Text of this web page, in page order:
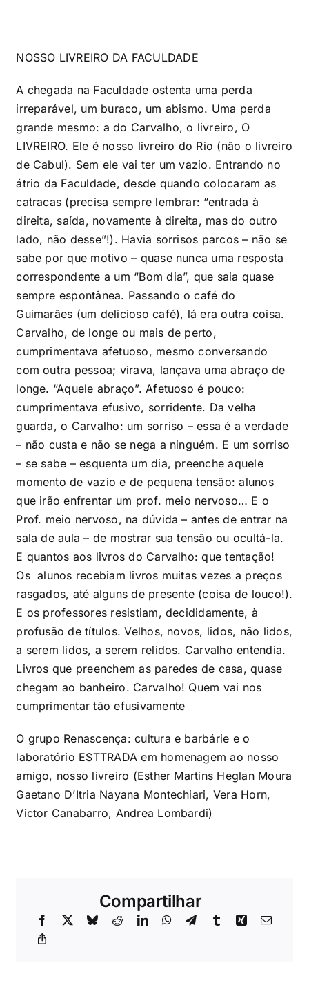
NOSSO LIVREIRO DA FACULDADE
A chegada na Faculdade ostenta uma perda
irreparável, um buraco, um abismo. Uma perda
grande mesmo: a do Carvalho, o livreiro, O
LIVREIRO. Ele é nosso livreiro do Rio (não o livreiro
de Cabul). Sem ele vai ter um vazio. Entrando no
átrio da Faculdade, desde quando colocaram as
catracas (precisa sempre lembrar: “entrada à
direita, saída, novamente à direita, mas do outro
lado, não desse”!). Havia sorrisos parcos – não se
sabe por que motivo – quase nunca uma resposta
correspondente a um “Bom dia”, que saia quase
sempre espontânea. Passando o café do
Guimarães (um delicioso café), lá era outra coisa.
Carvalho, de longe ou mais de perto,
cumprimentava afetuoso, mesmo conversando
com outra pessoa; virava, lançava uma abraço de
longe. “Aquele abraço”. Afetuoso é pouco:
cumprimentava efusivo, sorridente. Da velha
guarda, o Carvalho: um sorriso – essa é a verdade
– não custa e não se nega a ninguém. E um sorriso
– se sabe – esquenta um dia, preenche aquele
momento de vazio e de pequena tensão: alunos
que irão enfrentar um prof. meio nervoso… E o
Prof. meio nervoso, na dúvida – antes de entrar na
sala de aula – de mostrar sua tensão ou ocultá-la.
E quantos aos livros do Carvalho: que tentação!
Os alunos recebiam livros muitas vezes a preços
rasgados, até alguns de presente (coisa de louco!).
E os professores resistiam, decididamente, à
profusão de títulos. Velhos, novos, lidos, não lidos,
a serem lidos, a serem relidos. Carvalho entendia.
Livros que preenchem as paredes de casa, quase
chegam ao banheiro. Carvalho! Quem vai nos
cumprimentar tão efusivamente
O grupo Renascença: cultura e barbárie e o
laboratório ESTTRADA em homenagem ao nosso
amigo, nosso livreiro (Esther Martins Heglan Moura
Gaetano D’Itria Nayana Montechiari, Vera Horn,
Victor Canabarro, Andrea Lombardi)
Compartilhar